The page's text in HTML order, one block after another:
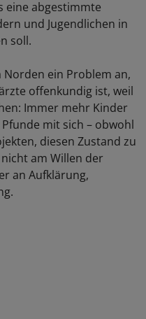
eine abgestimmte
und Jugendlichen in
soll.
ein Problem an,
offenkundig ist, weil
Immer mehr Kinder
mit sich – obwohl
diesen Zustand zu
am Willen der
an Aufklärung,